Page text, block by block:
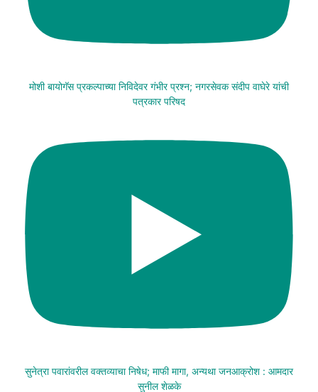
मोशी बायोगॅस प्रकल्पाच्या निविदेवर गंभीर प्रश्न; नगरसेवक संदीप वाघेरे यांची
पत्रकार परिषद
सुनेत्रा पवारांवरील वक्तव्याचा निषेध; माफी मागा, अन्यथा जनआक्रोश : आमदार
सुनील शेळके